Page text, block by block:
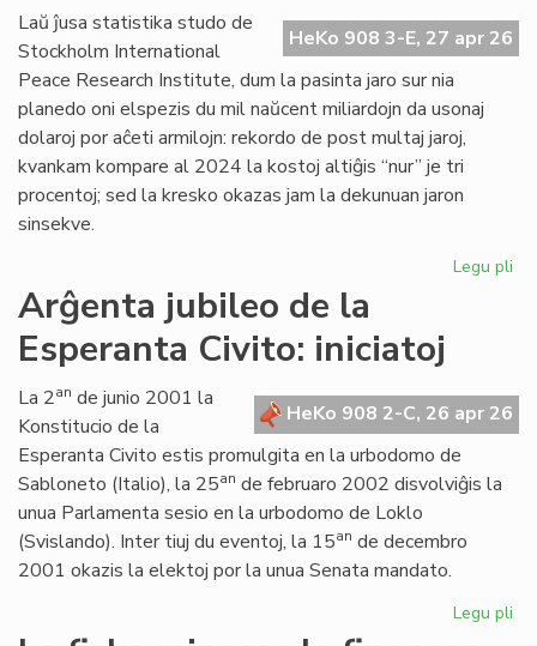
pro
HeKo 908 3-E, 27 apr 26
Laŭ ĵusa statistika studo de
Stockholm International
Peace Research Institute, dum la pasinta jaro sur nia
planedo oni elspezis du mil naŭcent miliardojn da usonaj
dolaroj por aĉeti armilojn: rekordo de post multaj jaroj,
kvankam kompare al 2024 la kostoj altiĝis “nur” je tri
procentoj; sed la kresko okazas jam la dekunuan jaron
sinsekve.
Legu pli
en
Arĝenta jubileo de la
Esperanta Civito: iniciatoj
HeKo 908 2-C, 26 apr 26
La 2an de junio 2001 la
Konstitucio de la
Esperanta Civito estis promulgita en la urbodomo de
Sabloneto (Italio), la 25an de februaro 2002 disvolviĝis la
unua Parlamenta sesio en la urbodomo de Loklo
(Svislando). Inter tiuj du eventoj, la 15an de decembro
2001 okazis la elektoj por la unua Senata mandato.
Legu pli